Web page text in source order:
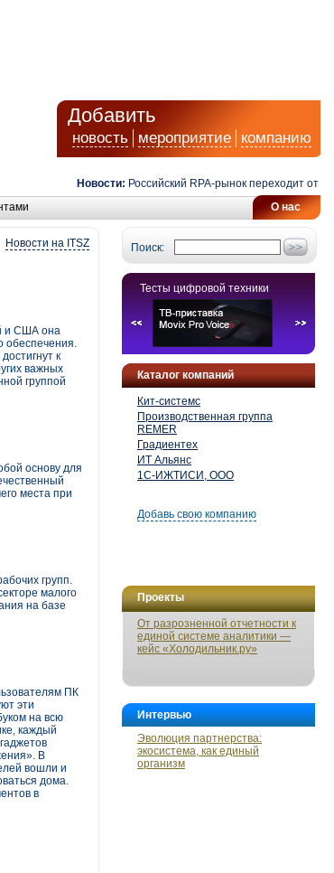
Добавить
новость мероприятие компанию
Новости: Российский RPA-рынок переходит от
О нас
Поиск:
Тесты цифровой техники
Каталог компаний
Кит-системс
Производственная группа
REMER
Градиентех
ИТ Альянс
1С-ИЖТИСИ, ООО
Добавь свою компанию
Проекты
От разрозненной отчетности к
единой системе аналитики —
кейс «Холодильник.ру»
Интервью
Эволюция партнерства:
экосистема, как единый
организм
Новости на ITSZ
и США она
обеспечения.
к
важных
группой
основу для
места при
групп.
малого
на базе
ПК
эти
на всю
каждый
В
вошли и
дома.
в